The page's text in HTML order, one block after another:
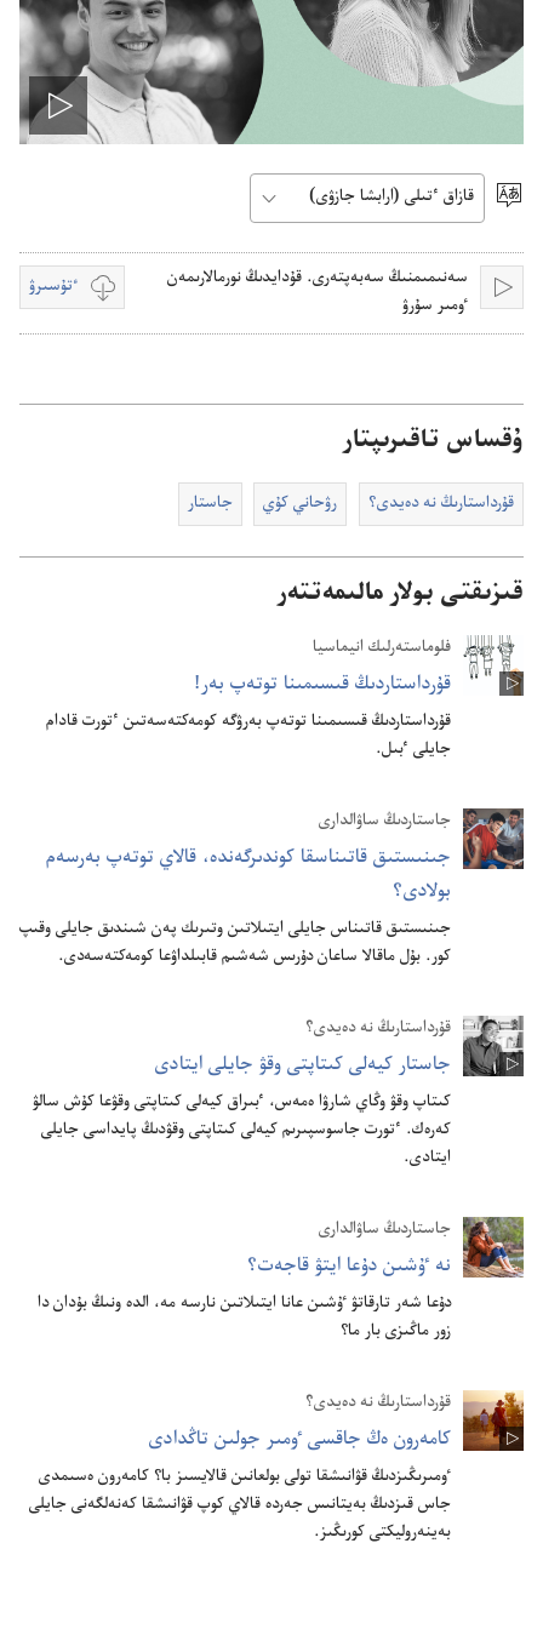
Play
ٴتىل
سە‌نىمىمنىڭ سە‌بە‌پتە‌رى.‏ قۇ‌دايدىڭ نورمالارىمە‌ن
ٶمىر سۇ‌رۋ‏
ٴتۇسىرۋ
بەينە
جازبالار
ۇقساس تاقىرىپتار
قۇ‌رداستارىڭ نە دە‌يدى؟‏ رۋحاني كۇ‌ي جاستار
قىزىقتى بولار مالىمەتتەر
فلوماستە‌رلىك انيماسيا
قۇ‌رداستاردىڭ قىسىمىنا توتە‌پ بە‌ر!‏
قۇ‌رداستاردىڭ قىسىمىنا توتە‌پ بە‌رۋگە كومە‌كتە‌سە‌تىن ٴ‌تورت قادام
جايلى ٴ‌بىل.‏
جاستاردىڭ ساۋالدارى
جىنىستىق قاتىناسقا كوندىرگە‌ندە،‏ قالاي توتە‌پ بە‌رسە‌م
بولادى؟‏
جىنىستىق قاتىناس جايلى ايتىلاتىن وتىرىك پە‌ن شىندىق جايلى وقىپ
كور.‏ بۇ‌ل ماقالا ساعان دۇ‌رىس شە‌شىم قابىلداۋعا كومە‌كتە‌سە‌دى.‏
قۇ‌رداستارىڭ نە دە‌يدى؟‏
جاستار كيە‌لى كىتاپتى وقۋ جايلى ايتادى
كىتاپ وقۋ وڭاي شارۋا ە‌مە‌س،‏ ٴ‌بىراق كيە‌لى كىتاپتى وقۋعا كۇ‌ش سالۋ
كە‌رە‌ك.‏ ٴ‌تورت جاسوسپىرىم كيە‌لى كىتاپتى وقۋدىڭ پايداسى جايلى
ايتادى.‏
جاستاردىڭ ساۋالدارى
نە ٷشىن دۇ‌عا ايتۋ قاجە‌ت؟‏
دۇ‌عا شە‌ر تارقاتۋ ٷشىن عانا ايتىلاتىن نارسە مە،‏ الدە ونىڭ بۇ‌دان دا
زور ماڭىزى بار ما؟‏
قۇ‌رداستارىڭ نە دە‌يدى؟‏
كامە‌رون ە‌ڭ جاقسى ٶمىر جولىن تاڭدادى
ٶمىرىڭىزدىڭ قۋانىشقا تولى بولعانىن قالايسىز با؟‏ كامە‌رون ە‌سىمدى
جاس قىزدىڭ بە‌يتانىس جە‌ردە قالاي كوپ قۋانىشقا كە‌نە‌لگە‌نى جايلى
بە‌ينە‌روليكتى كورىڭىز.‏